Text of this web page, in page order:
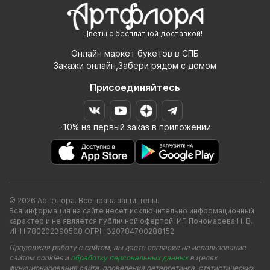
Цветы с бесплатной доставкой!
Онлайн маркет букетов в СПБ
Закажи онлайн,Забери рядом с домом
Присоединяйтесь
-10% на первый заказ в приложении
© 2026 Артфлора. Все права защищены.
Вся информация на сайте несет исключительно информационный
характер и не является публичной офертой. ИП Пономарева Н. В.
ИНН 780202390508 ОГРН 320784700288152
Продолжая работу с сайтом, вы даете согласие на использование
сайтом cookies и обработку персональных данныхв целях
функционирования сайта, проведения ретаргетинга, статистических